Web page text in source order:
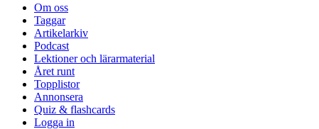
Om oss
Taggar
Artikelarkiv
Podcast
Lektioner och lärarmaterial
Året runt
Topplistor
Annonsera
Quiz & flashcards
Logga in